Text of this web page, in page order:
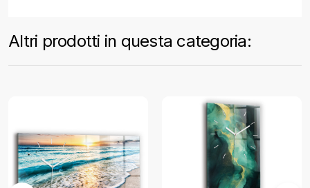
Altri prodotti in questa categoria: